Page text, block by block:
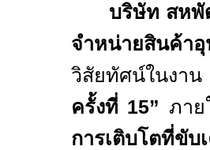
บริษัท สห
จำหน่ายสินค้า
วิสัยทัศน์ในงาน
ครั้งที่ 15” ภาย
การเติบโตที่ขั